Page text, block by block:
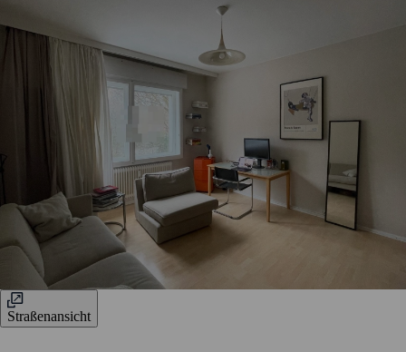
Straßenansicht